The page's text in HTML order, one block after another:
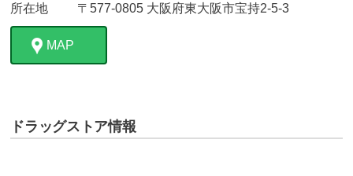
所在地 〒577-0805 大阪府東大阪市宝持2-5-3
MAP
ドラッグストア情報